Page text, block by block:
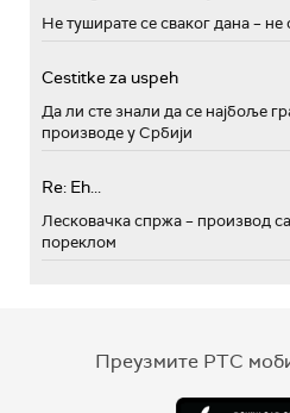
Не туширате се сваког дана – не
Cestitke za uspeh
Да ли сте знали да се најбоље
производе у Србији
Re: Eh...
Лесковачка спржа – производ
пореклом
Преузмите РТС